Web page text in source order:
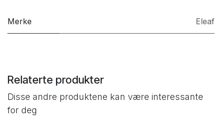
Merke Eleaf
Relaterte produkter
Disse andre produktene kan være interessante
for deg